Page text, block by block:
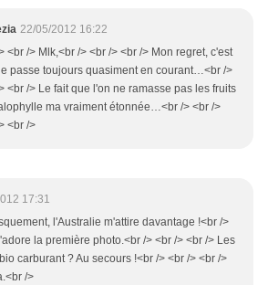
22/05/2012 16:22
<br /> Mlk,<br /> <br /> <br /> Mon regret, c'est
passe toujours quasiment en courant…<br />
<br /> Le fait que l'on ne ramasse pas les fruits
ma vraiment étonnée…<br /> <br />
<br />
17:31
l'Australie m'attire davantage !<br />
la première photo.<br /> <br /> <br /> Les
carburant ? Au secours !<br /> <br /> <br />
/>